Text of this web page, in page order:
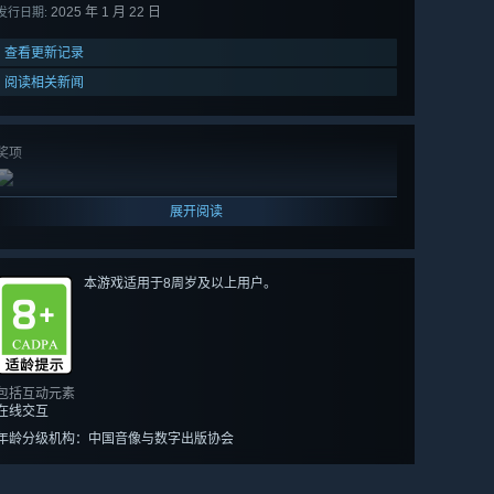
行日期: 2025 年 1 月 22 日
查看更新记录
阅读相关新闻
项
展开阅读
本游戏适用于8周岁及以上用户。
括互动元素
线交互
龄分级机构：中国音像与数字出版协会